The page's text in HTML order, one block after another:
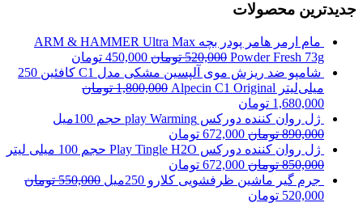
جدیدترین محصولات
مام ارمر هامر پودر بچه ARM & HAMMER Ultra Max
Powder Fresh 73g
520,000 تومان 450,000 تومان
شامپو ضد ریزش موی آلپسین مشکی مدل C1 کافئین 250
میلی‌لیتر Alpecin C1 Original
1,800,000 تومان
1,680,000 تومان
ژل روان کننده دورکس play Warming حجم 100میل
890,000 تومان 672,000 تومان
ژل روان کننده دورکس Play Tingle H2O حجم 100 میلی لیتر
850,000 تومان 672,000 تومان
جرم گیر ماشین ظرفشویی کلارو 250میل
550,000 تومان
520,000 تومان